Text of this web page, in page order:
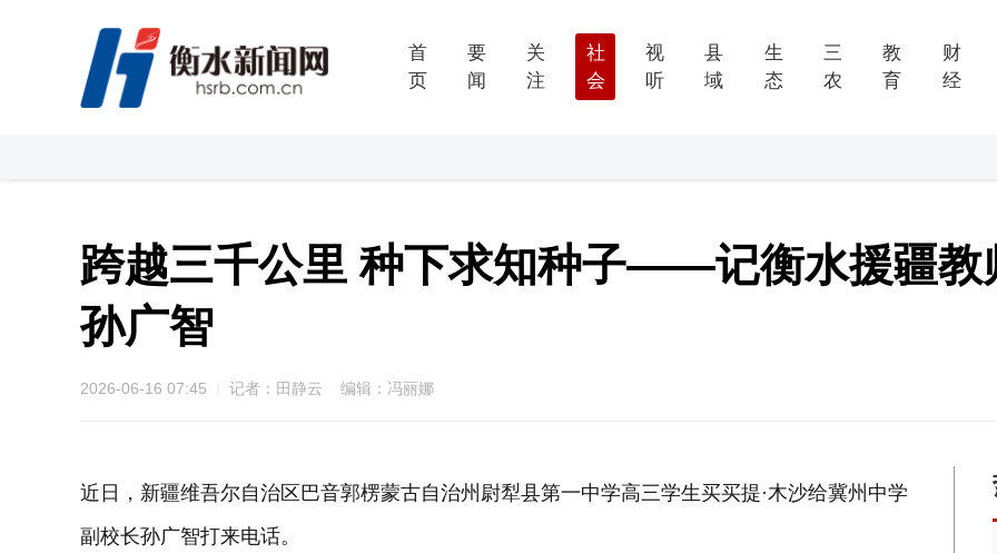
首
页
要
闻
关
注
社
会
视
听
县
域
生
态
三
农
教
育
财
经
跨越三千公里 种下求知种子——记衡水援疆教
孙广智
2026-06-16 07:45 记者：田静云 编辑：冯丽娜
近日，新疆维吾尔自治区巴音郭楞蒙古自治州尉犁县第一中学高三学生买买提·木沙给冀州中学
副校长孙广智打来电话。